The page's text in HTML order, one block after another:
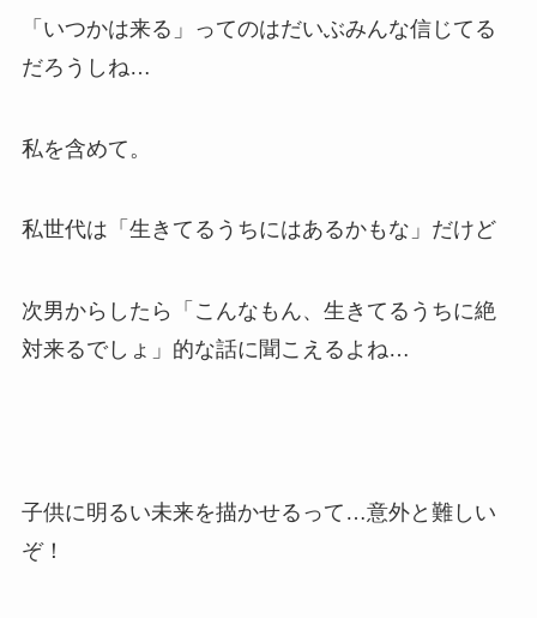
「いつかは来る」ってのはだいぶみんな信じてる
だろうしね…
私を含めて。
私世代は「生きてるうちにはあるかもな」だけど
次男からしたら「こんなもん、生きてるうちに絶
対来るでしょ」的な話に聞こえるよね…
子供に明るい未来を描かせるって…意外と難しい
ぞ！